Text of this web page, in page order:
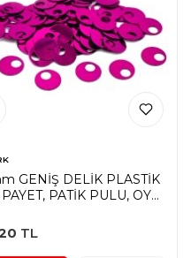
GENİŞ DELİK PLASTİK
PATİK PULU, OYA
RENK
TL